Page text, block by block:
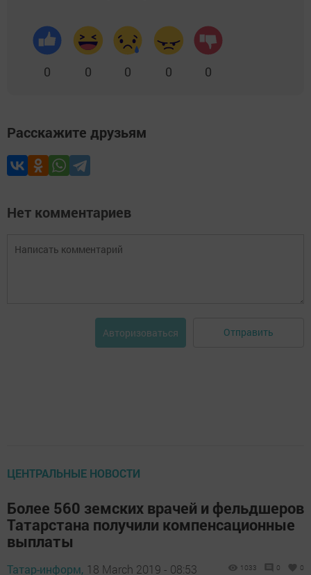
0 0 0 0 0
Расскажите друзьям
Нет комментариев
Авторизоваться Отправить
ЦЕНТРАЛЬНЫЕ НОВОСТИ
Более 560 земских врачей и фельдшеров
Татарстана получили компенсационные
выплаты
Татар-информ, 18 March 2019 - 08:53 1033 0 0